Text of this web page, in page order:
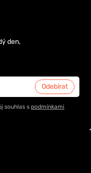
den,
souhlas s podmínkami